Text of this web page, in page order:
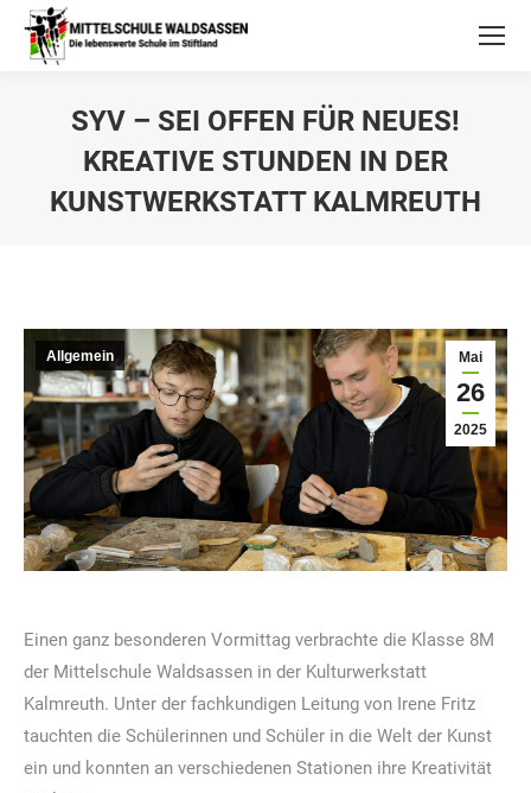
SYV – SEI OFFEN FÜR NEUES!
KREATIVE STUNDEN IN DER
KUNSTWERKSTATT KALMREUTH
Mai
26
2025
Allgemein
Einen ganz besonderen Vormittag verbrachte die Klasse 8M
der Mittelschule Waldsassen in der Kulturwerkstatt
Kalmreuth. Unter der fachkundigen Leitung von Irene Fritz
tauchten die Schülerinnen und Schüler in die Welt der Kunst
ein und konnten an verschiedenen Stationen ihre Kreativität